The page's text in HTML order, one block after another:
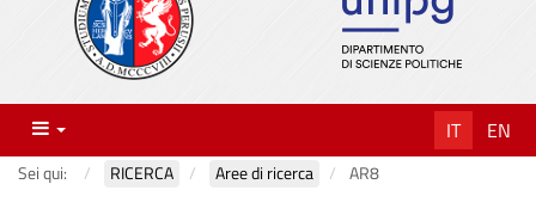
Menu IT EN
Sei qui: RICERCA Aree di ricerca AR8